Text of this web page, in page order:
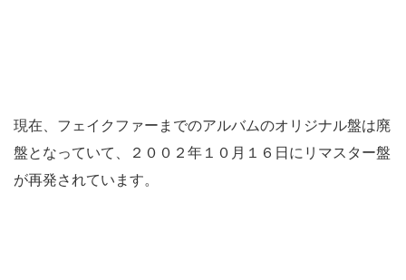
現在、フェイクファーまでのアルバムのオリジナル盤は廃
盤となっていて、２００２年１０月１６日にリマスター盤
が再発されています。